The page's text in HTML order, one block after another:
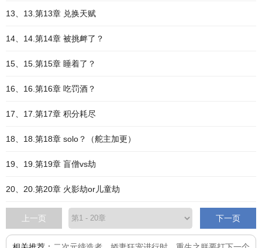
13、13.第13章 兑换天赋
14、14.第14章 被挑衅了？
15、15.第15章 睡着了？
16、16.第16章 吃罚酒？
17、17.第17章 积分耗尽
18、18.第18章 solo？（舵主加更）
19、19.第19章 盲僧vs劫
20、20.第20章 火影劫or儿童劫
上一页 下一页